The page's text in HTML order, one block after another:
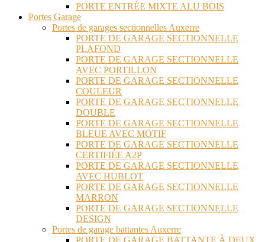
PORTE ENTRÉE MIXTE ALU BOIS
Portes Garage
Portes de garages sectionnelles Auxerre
PORTE DE GARAGE SECTIONNELLE
PLAFOND
PORTE DE GARAGE SECTIONNELLE
AVEC PORTILLON
PORTE DE GARAGE SECTIONNELLE
COULEUR
PORTE DE GARAGE SECTIONNELLE
DOUBLE
PORTE DE GARAGE SECTIONNELLE
BLEUE AVEC MOTIF
PORTE DE GARAGE SECTIONNELLE
CERTIFIÉE A2P
PORTE DE GARAGE SECTIONNELLE
AVEC HUBLOT
PORTE DE GARAGE SECTIONNELLE
MARRON
PORTE DE GARAGE SECTIONNELLE
DESIGN
Portes de garage battantes Auxerre
PORTE DE GARAGE BATTANTE À DEUX